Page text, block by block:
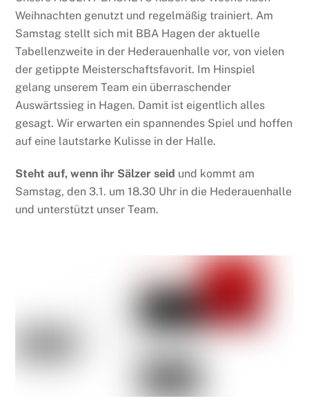
Weihnachten genutzt und regelmäßig trainiert. Am
Samstag stellt sich mit BBA Hagen der aktuelle
Tabellenzweite in der Hederauenhalle vor, von vielen
der getippte Meisterschaftsfavorit. Im Hinspiel
gelang unserem Team ein überraschender
Auswärtssieg in Hagen. Damit ist eigentlich alles
gesagt. Wir erwarten ein spannendes Spiel und hoffen
auf eine lautstarke Kulisse in der Halle.
Steht auf, wenn ihr Sälzer seid und kommt am
Samstag, den 3.1. um 18.30 Uhr in die Hederauenhalle
und unterstützt unser Team.